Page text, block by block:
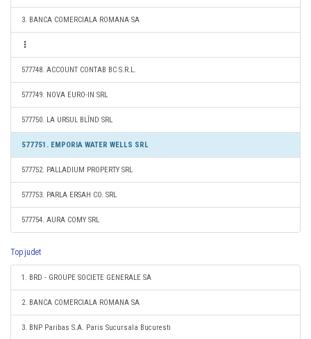
3. BANCA COMERCIALA ROMANA SA
577748. ACCOUNT CONTAB BC S.R.L.
577749. NOVA EURO-IN SRL
577750. LA URSUL BLÎND SRL
577751. EMPORIA WATER WELLS SRL
577752. PALLADIUM PROPERTY SRL
577753. PARLA ERSAH CO. SRL
577754. AURA COMY SRL
Top judet
1. BRD - GROUPE SOCIETE GENERALE SA
2. BANCA COMERCIALA ROMANA SA
3. BNP Paribas S.A. Paris Sucursala Bucuresti